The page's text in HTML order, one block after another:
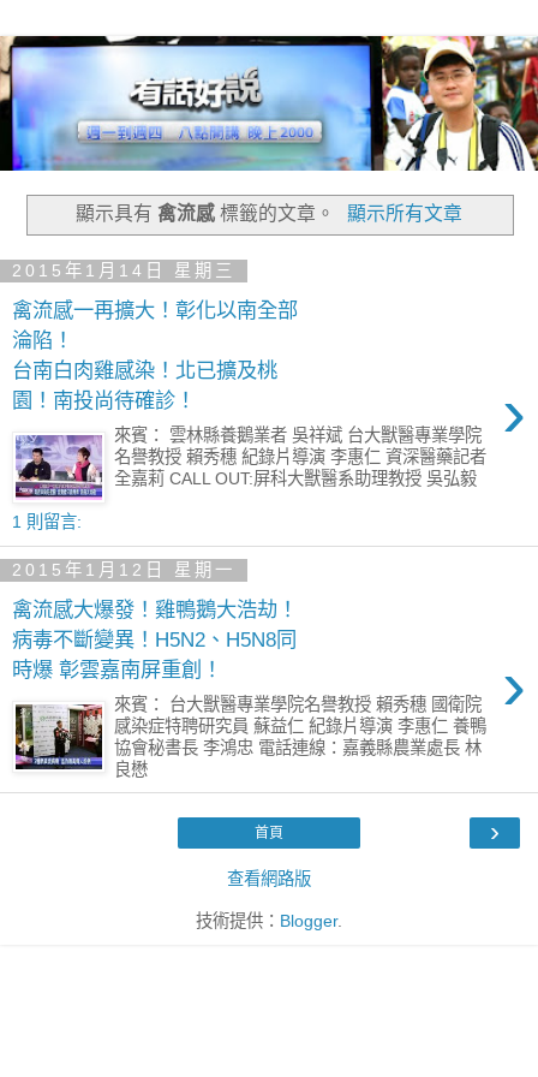
顯示具有 禽流感標籤的文章。 顯示所有文章
2015年1月14日 星期三
禽流感一再擴大！彰化以南全部
淪陷！
台南白肉雞感染！北已擴及桃
園！南投尚待確診！
›
來賓： 雲林縣養鵝業者 吳祥斌 台大獸醫專業學院
名譽教授 賴秀穗 紀錄片導演 李惠仁 資深醫藥記者
全嘉莉 CALL OUT:屏科大獸醫系助理教授 吳弘毅
1 則留言:
2015年1月12日 星期一
禽流感大爆發！雞鴨鵝大浩劫！
病毒不斷變異！H5N2、H5N8同
時爆 彰雲嘉南屏重創！
›
來賓： 台大獸醫專業學院名譽教授 賴秀穗 國衛院
感染症特聘研究員 蘇益仁 紀錄片導演 李惠仁 養鴨
協會秘書長 李鴻忠 電話連線：嘉義縣農業處長 林
良懋
›
首頁
查看網路版
技術提供： Blogger.